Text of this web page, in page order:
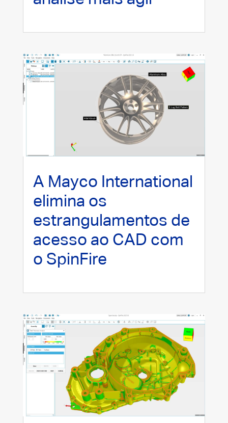
A Mayco International
elimina os
estrangulamentos de
acesso ao CAD com
o SpinFire